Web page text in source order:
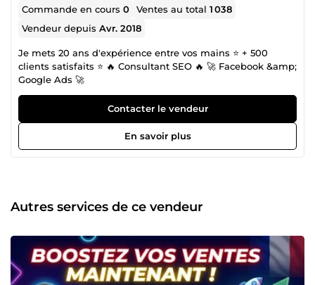
Commande en cours0 Ventes au total1 038
Vendeur depuisAvr. 2018
Je mets 20 ans d'expérience entre vos mains ⭐ + 500
clients satisfaits ⭐ 🔥 Consultant SEO 🔥 🚀 Facebook &amp;
Google Ads 🚀
Contacter le vendeur
En savoir plus
Autres services de ce vendeur